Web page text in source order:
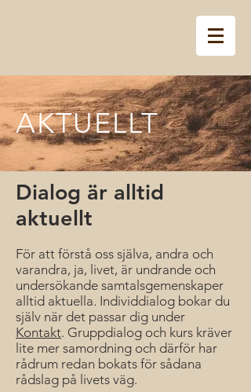
AKTUELLT
Dialog är alltid
aktuellt
För att förstå oss själva, andra och
varandra, ja, livet, är undrande och
undersökande samtalsgemenskaper
alltid aktuella. Individdialog bokar du
själv när det passar dig under
Kontakt. Gruppdialog och kurs kräver
lite mer samordning och därför har
rådrum redan bokats för sådana
rådslag på livets väg.